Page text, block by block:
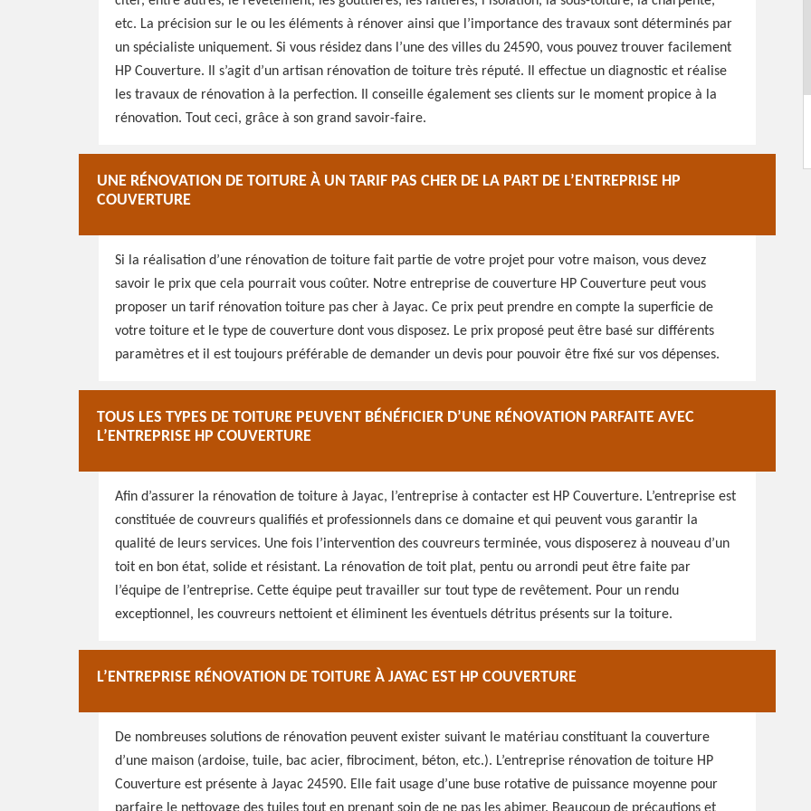
etc. La précision sur le ou les éléments à rénover ainsi que l’importance des travaux sont déterminés par
un spécialiste uniquement. Si vous résidez dans l’une des villes du 24590, vous pouvez trouver facilement
HP Couverture. Il s’agit d’un artisan rénovation de toiture très réputé. Il effectue un diagnostic et réalise
les travaux de rénovation à la perfection. Il conseille également ses clients sur le moment propice à la
rénovation. Tout ceci, grâce à son grand savoir-faire.
UNE RÉNOVATION DE TOITURE À UN TARIF PAS CHER DE LA PART DE L’ENTREPRISE HP
COUVERTURE
Si la réalisation d’une rénovation de toiture fait partie de votre projet pour votre maison, vous devez
savoir le prix que cela pourrait vous coûter. Notre entreprise de couverture HP Couverture peut vous
proposer un tarif rénovation toiture pas cher à Jayac. Ce prix peut prendre en compte la superficie de
votre toiture et le type de couverture dont vous disposez. Le prix proposé peut être basé sur différents
paramètres et il est toujours préférable de demander un devis pour pouvoir être fixé sur vos dépenses.
TOUS LES TYPES DE TOITURE PEUVENT BÉNÉFICIER D’UNE RÉNOVATION PARFAITE AVEC
L’ENTREPRISE HP COUVERTURE
Afin d’assurer la rénovation de toiture à Jayac, l’entreprise à contacter est HP Couverture. L’entreprise est
constituée de couvreurs qualifiés et professionnels dans ce domaine et qui peuvent vous garantir la
qualité de leurs services. Une fois l’intervention des couvreurs terminée, vous disposerez à nouveau d’un
toit en bon état, solide et résistant. La rénovation de toit plat, pentu ou arrondi peut être faite par
l’équipe de l’entreprise. Cette équipe peut travailler sur tout type de revêtement. Pour un rendu
exceptionnel, les couvreurs nettoient et éliminent les éventuels détritus présents sur la toiture.
L’ENTREPRISE RÉNOVATION DE TOITURE À JAYAC EST HP COUVERTURE
De nombreuses solutions de rénovation peuvent exister suivant le matériau constituant la couverture
d’une maison (ardoise, tuile, bac acier, fibrociment, béton, etc.). L’entreprise rénovation de toiture HP
Couverture est présente à Jayac 24590. Elle fait usage d’une buse rotative de puissance moyenne pour